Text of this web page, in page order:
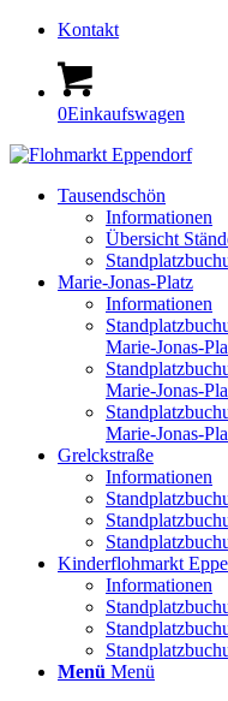
Kontakt
0Einkaufswagen
Tausendschön
Informationen
Übersicht
Marie-Jonas-Platz
Informationen
Marie-Jonas-
Marie-Jonas-
Marie-Jonas-
Grelckstraße
Informationen
Kinderflohmarkt
Informationen
Menü Menü